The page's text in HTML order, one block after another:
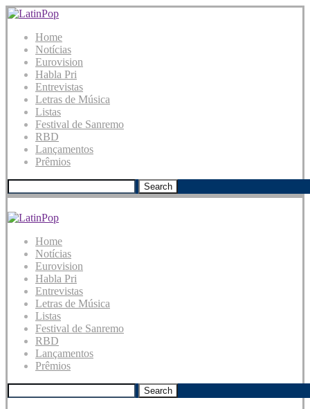
Home
Notícias
Eurovision
Habla Pri
Entrevistas
Letras de Música
Listas
Festival de Sanremo
RBD
Lançamentos
Prêmios
Search
Home
Notícias
Eurovision
Habla Pri
Entrevistas
Letras de Música
Listas
Festival de Sanremo
RBD
Lançamentos
Prêmios
Search